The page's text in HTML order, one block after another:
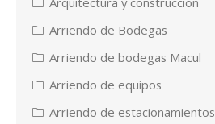
Arriendo de Bodegas
Arriendo de bodegas Macul
Arriendo de equipos
Arriendo de estacionamientos